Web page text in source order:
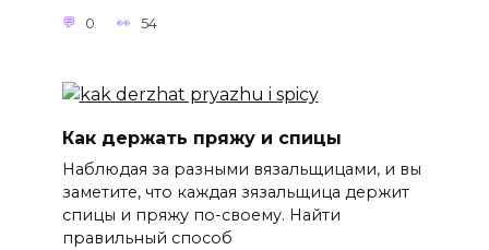
0 54
Как держать пряжу и спицы
Наблюдая за разными вязальщицами, и вы
заметите, что каждая зязальщица держит
спицы и пряжу по-своему. Найти
правильный способ